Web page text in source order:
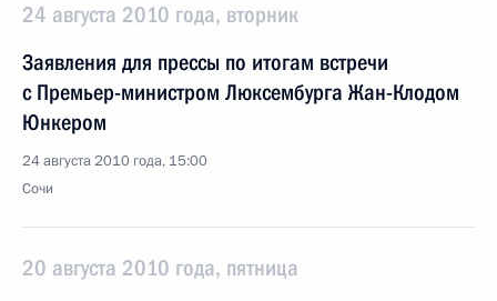
24 августа 2010 года, вторник
Заявления для прессы по итогам встречи
с Премьер-министром Люксембурга Жан-Клодом
Юнкером
24 августа 2010 года, 15:00
Сочи
20 августа 2010 года, пятница